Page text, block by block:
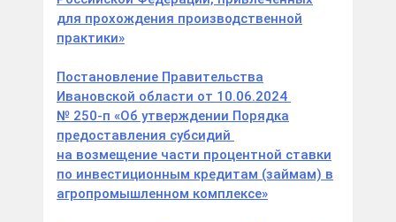
для прохождения производственной
практики»
Постановление Правительства
Ивановской области от 10.06.2024
№ 250-п «Об утверждении Порядка
предоставления субсидий
на возмещение части процентной ставки
по инвестиционным кредитам (займам) в
агропромышленном комплексе»